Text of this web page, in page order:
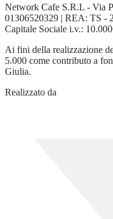
Network Cafe S.R.L - Via
01306520329 | REA: TS -
Capitale Sociale i.v.:
Ai fini della realizzazione
5.000 come contributo a
Giulia.
Realizzato da